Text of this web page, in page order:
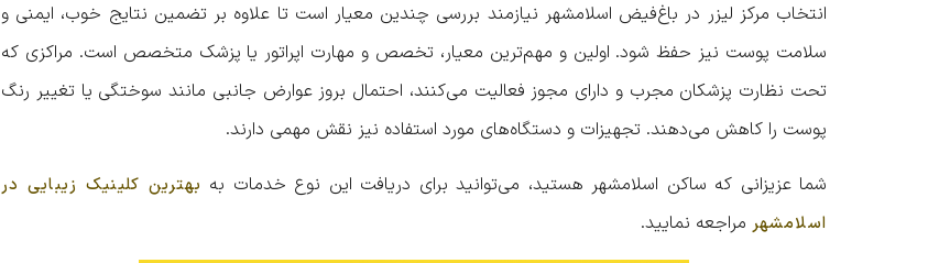
انتخاب مرکز لیزر در باغ‌فیض اسلامشهر نیازمند بررسی چندین معیار است تا علاوه بر تضمین نتایج خوب، ایمنی و
سلامت پوست نیز حفظ شود. اولین و مهم‌ترین معیار، تخصص و مهارت اپراتور یا پزشک متخصص است. مراکزی که
تحت نظارت پزشکان مجرب و دارای مجوز فعالیت می‌کنند، احتمال بروز عوارض جانبی مانند سوختگی یا تغییر رنگ
پوست را کاهش می‌دهند. تجهیزات و دستگاه‌های مورد استفاده نیز نقش مهمی دارند.
شما عزیزانی که ساکن اسلامشهر هستید، می‌توانید برای دریافت این نوع خدمات به بهترین کلینیک زیبایی در
اسلامشهر مراجعه نمایید.